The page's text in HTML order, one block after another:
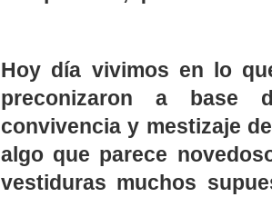
Hoy día vivimos en lo
preconizaron a base
convivencia y mestizaje
algo que parece
vestiduras muchos